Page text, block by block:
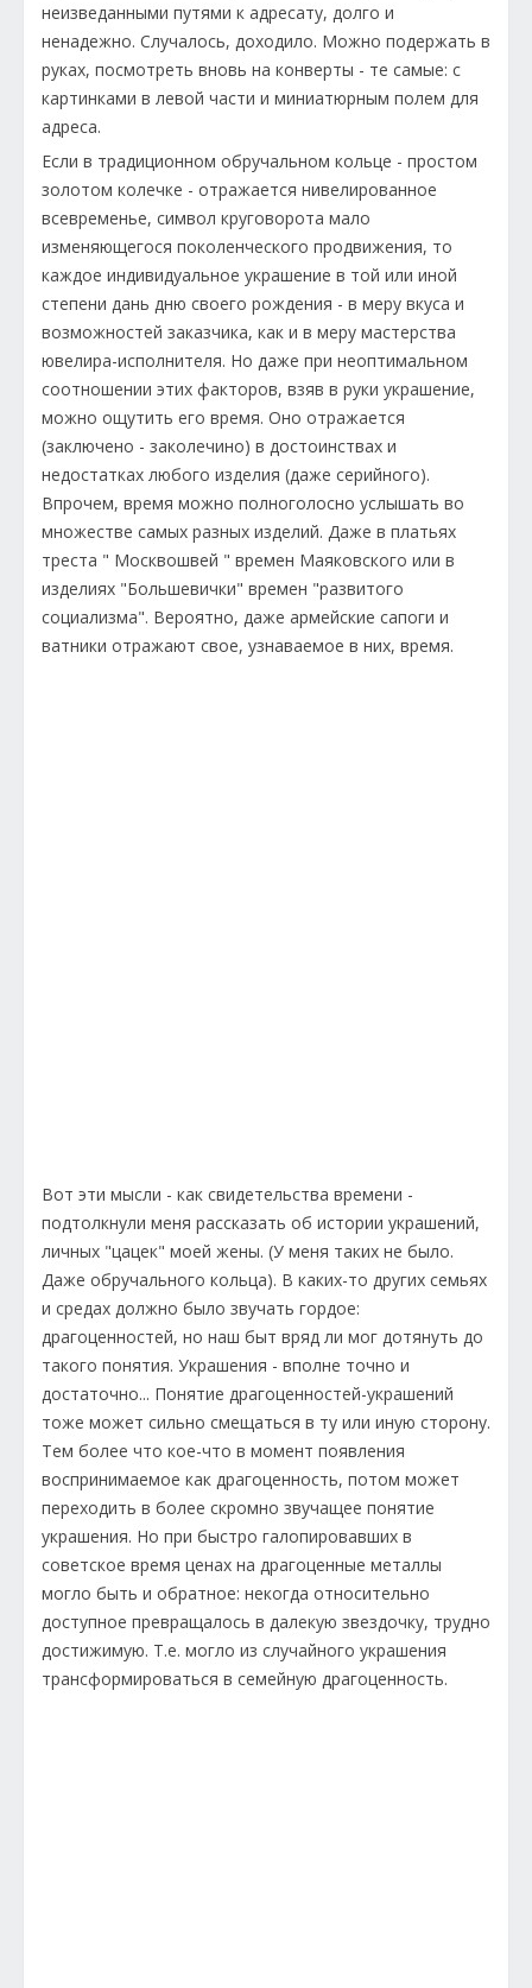
неизведанными путями к адресату, долго и
ненадежно. Случалось, доходило. Можно подержать в
руках, посмотреть вновь на конверты - те самые: с
картинками в левой части и миниатюрным полем для
адреса.
Если в традиционном обручальном кольце - простом
золотом колечке - отражается нивелированное
всевременье, символ круговорота мало
изменяющегося поколенческого продвижения, то
каждое индивидуальное украшение в той или иной
степени дань дню своего рождения - в меру вкуса и
возможностей заказчика, как и в меру мастерства
ювелира-исполнителя. Но даже при неоптимальном
соотношении этих факторов, взяв в руки украшение,
можно ощутить его время. Оно отражается
(заключено - заколечино) в достоинствах и
недостатках любого изделия (даже серийного).
Впрочем, время можно полноголосно услышать во
множестве самых разных изделий. Даже в платьях
треста " Москвошвей " времен Маяковского или в
изделиях "Большевички" времен "развитого
социализма". Вероятно, даже армейские сапоги и
ватники отражают свое, узнаваемое в них, время.
Вот эти мысли - как свидетельства времени -
подтолкнули меня рассказать об истории украшений,
личных "цацек" моей жены. (У меня таких не было.
Даже обручального кольца). В каких-то других семьях
и средах должно было звучать гордое:
драгоценностей, но наш быт вряд ли мог дотянуть до
такого понятия. Украшения - вполне точно и
достаточно... Понятие драгоценностей-украшений
тоже может сильно смещаться в ту или иную сторону.
Тем более что кое-что в момент появления
воспринимаемое как драгоценность, потом может
переходить в более скромно звучащее понятие
украшения. Но при быстро галопировавших в
советское время ценах на драгоценные металлы
могло быть и обратное: некогда относительно
доступное превращалось в далекую звездочку, трудно
достижимую. Т.е. могло из случайного украшения
трансформироваться в семейную драгоценность.